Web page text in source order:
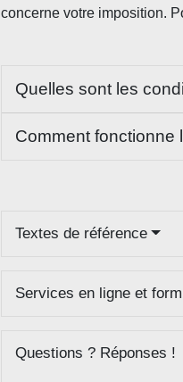
concerne votre imposition.
Quelles sont les
Comment fonctionne
Textes de référence
Services en ligne et
Questions ? Réponses !